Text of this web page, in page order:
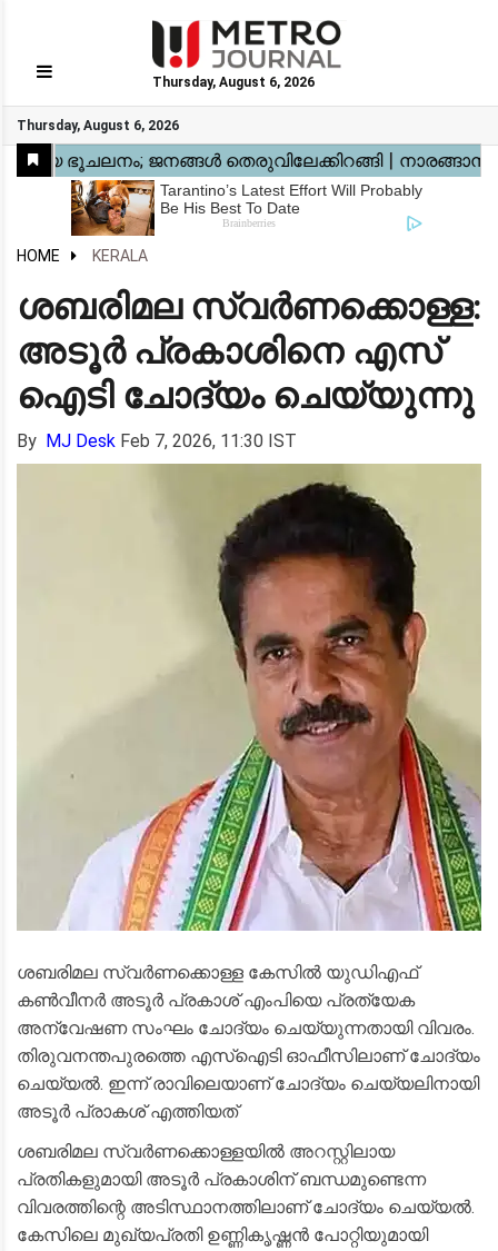
Thursday, August 6, 2026
Thursday, August 6, 2026
GO
Home
Kerala
National
Gulf
World
Sports
Movies
Health
Automobile
Travel
Education
Novel
Business
Technology
Webstory
HOME KERALA
ശബരിമല സ്വർണക്കൊള്ള:
അടൂർ പ്രകാശിനെ എസ്
ഐടി ചോദ്യം ചെയ്യുന്നു
By MJ Desk Feb 7, 2026, 11:30 IST
ശബരിമല സ്വർണക്കൊള്ള കേസിൽ യുഡിഎഫ്
കൺവീനർ അടൂർ പ്രകാശ് എംപിയെ പ്രത്യേക
അന്വേഷണ സംഘം ചോദ്യം ചെയ്യുന്നതായി വിവരം.
തിരുവനന്തപുരത്തെ എസ്‌ഐടി ഓഫീസിലാണ് ചോദ്യം
ചെയ്യൽ. ഇന്ന് രാവിലെയാണ് ചോദ്യം ചെയ്യലിനായി
അടൂർ പ്രാകശ് എത്തിയത്
ശബരിമല സ്വർണക്കൊള്ളയിൽ അറസ്റ്റിലായ
പ്രതികളുമായി അടൂർ പ്രകാശിന് ബന്ധമുണ്ടെന്ന
വിവരത്തിന്റെ അടിസ്ഥാനത്തിലാണ് ചോദ്യം ചെയ്യൽ.
കേസിലെ മുഖ്യപ്രതി ഉണ്ണികൃഷ്ണൻ പോറ്റിയുമായി